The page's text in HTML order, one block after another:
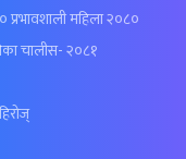
महिला २०८०
चालीस- २०८१